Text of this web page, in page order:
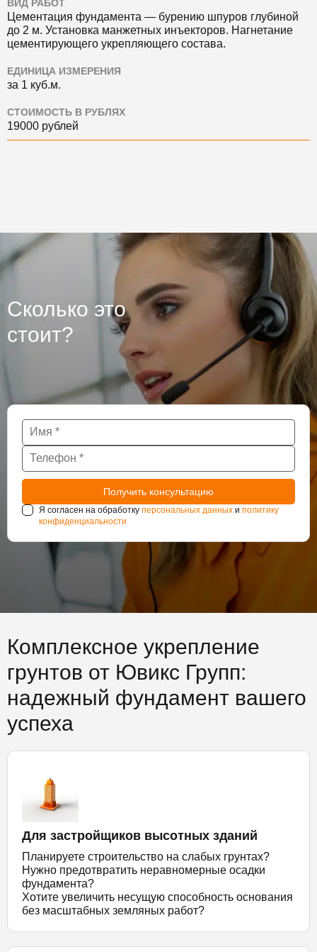
ВИД РАБОТ
Цементация фундамента — бурению шпуров глубиной
до 2 м. Установка манжетных инъекторов. Нагнетание
цементирующего укрепляющего состава.
ЕДИНИЦА ИЗМЕРЕНИЯ
за 1 куб.м.
СТОИМОСТЬ В РУБЛЯХ
19000 рублей
Сколько это
стоит?
Я согласен на обработку персональных данных и политику
конфиденциальности
Комплексное укрепление
грунтов от Ювикс Групп:
надежный фундамент вашего
успеха
Для застройщиков высотных зданий
Планируете строительство на слабых грунтах?
Нужно предотвратить неравномерные осадки
фундамента?
Хотите увеличить несущую способность основания
без масштабных земляных работ?